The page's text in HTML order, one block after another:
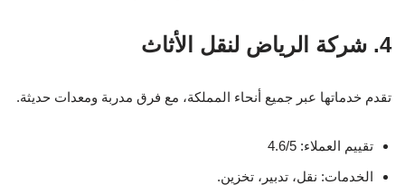
4. شركة الرياض لنقل الأثاث
تقدم خدماتها عبر جميع أنحاء المملكة، مع فرق مدربة ومعدات حديثة.
تقييم العملاء: 4.6/5
الخدمات: نقل، تدبير، تخزين.